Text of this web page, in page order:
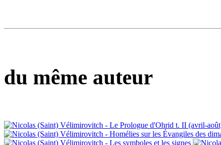
du même auteur